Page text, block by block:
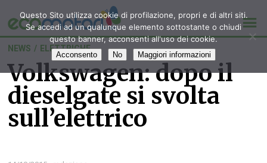
NEWS / ELETTRICHE
Volkswagen: dopo il
dieselgate si svolta
sull’elettrico
Questo Sito utilizza cookie di profilazione, propri e di altri siti.
Se accedi ad un qualunque elemento sottostante o chiudi
questo banner, acconsenti all'uso dei cookie.
Acconsento No Maggiori informazioni